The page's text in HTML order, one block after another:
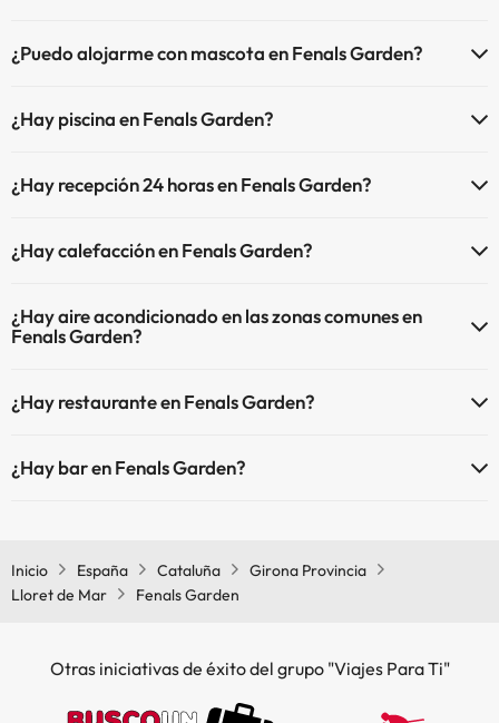
¿Puedo alojarme con mascota en Fenals Garden?
¿Hay piscina en Fenals Garden?
Aquí tienes más info sobre la piscina y otras instalaciones.
Piscina al aire libre (toda la temporada)
¿Hay recepción 24 horas en Fenals Garden?
¿Hay calefacción en Fenals Garden?
¿Hay aire acondicionado en las zonas comunes en
Fenals Garden?
¿Hay restaurante en Fenals Garden?
¿Hay bar en Fenals Garden?
Inicio España Cataluña
Girona Provincia
Lloret de Mar
Fenals Garden
Otras iniciativas de éxito del grupo "Viajes Para Ti"